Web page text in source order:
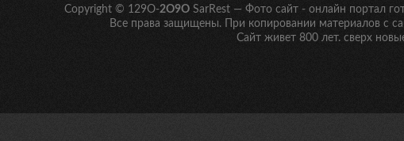
Copyright © 129O-2O9O SarRest — Фото сайт- онлайн портал
Все права защищены. При копировании материалов с
Сайт живет 800 лет. сверх